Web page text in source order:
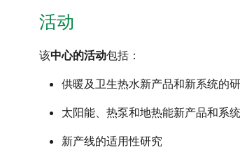
活动
该中心的活动包括：
供暖及卫生热水新产品和新系统的
太阳能、热泵和地热能新产品和系
新产线的适用性研究